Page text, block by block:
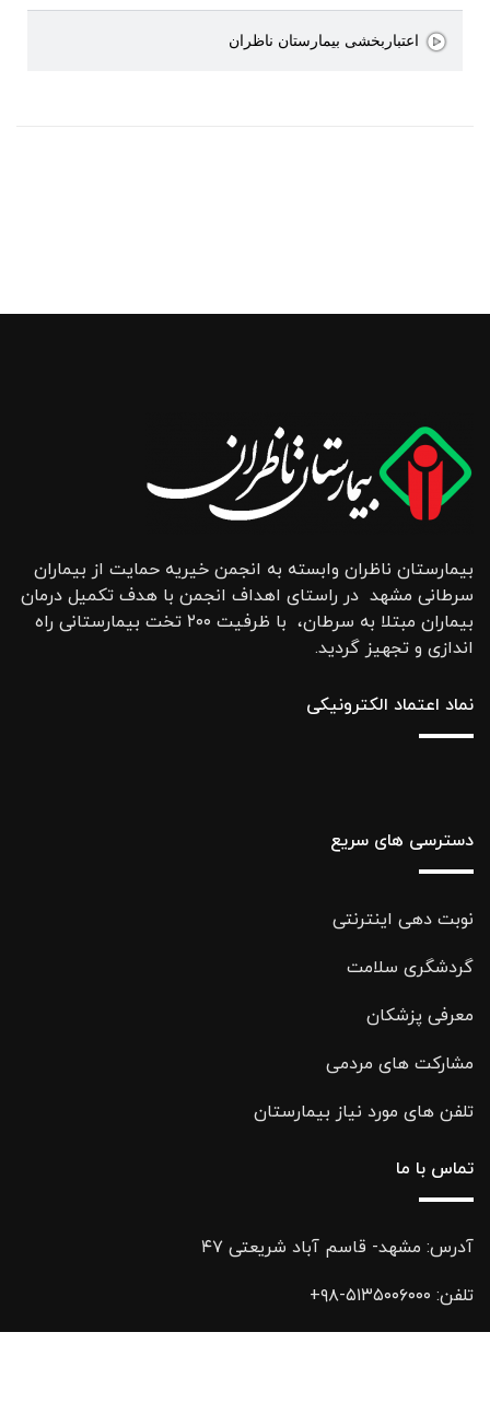
اعتباربخشی بیمارستان ناظران
بیمارستان ناظران وابسته به انجمن خیریه حمایت از بیماران
سرطانی مشهد در راستای اهداف انجمن با هدف تکمیل درمان
بیماران مبتلا به سرطان، با ظرفیت ۲۰۰ تخت بیمارستانی راه
اندازی و تجهیز گردید.
نماد اعتماد الکترونیکی
دسترسی های سریع
نوبت دهی اینترنتی
گردشگری سلامت
معرفی پزشکان
مشارکت های مردمی
تلفن های مورد نیاز بیمارستان
تماس با ما
آدرس: مشهد- قاسم آباد شریعتی ۴۷
تلفن: ۵۱۳۵۰۰۶۰۰۰-۹۸+